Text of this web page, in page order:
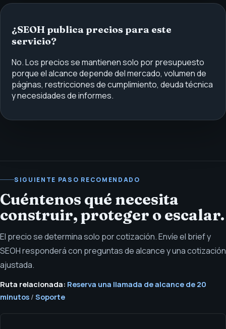
¿SEOH publica precios para este
servicio?
No. Los precios se mantienen solo por presupuesto
porque el alcance depende del mercado, volumen de
páginas, restricciones de cumplimiento, deuda técnica
y necesidades de informes.
SIGUIENTE PASO RECOMENDADO
Cuéntenos qué necesita
construir, proteger o escalar.
El precio se determina solo por cotización. Envíe el brief y
SEOH responderá con preguntas de alcance y una cotización
ajustada.
Ruta relacionada: Reserva una llamada de alcance de 20
minutos / Soporte